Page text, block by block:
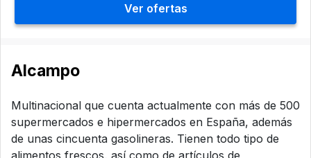
Ver ofertas
Alcampo
Multinacional que cuenta actualmente con más de 500
supermercados e hipermercados en España, además
de unas cincuenta gasolineras. Tienen todo tipo de
alimentos frescos, así como de artículos de